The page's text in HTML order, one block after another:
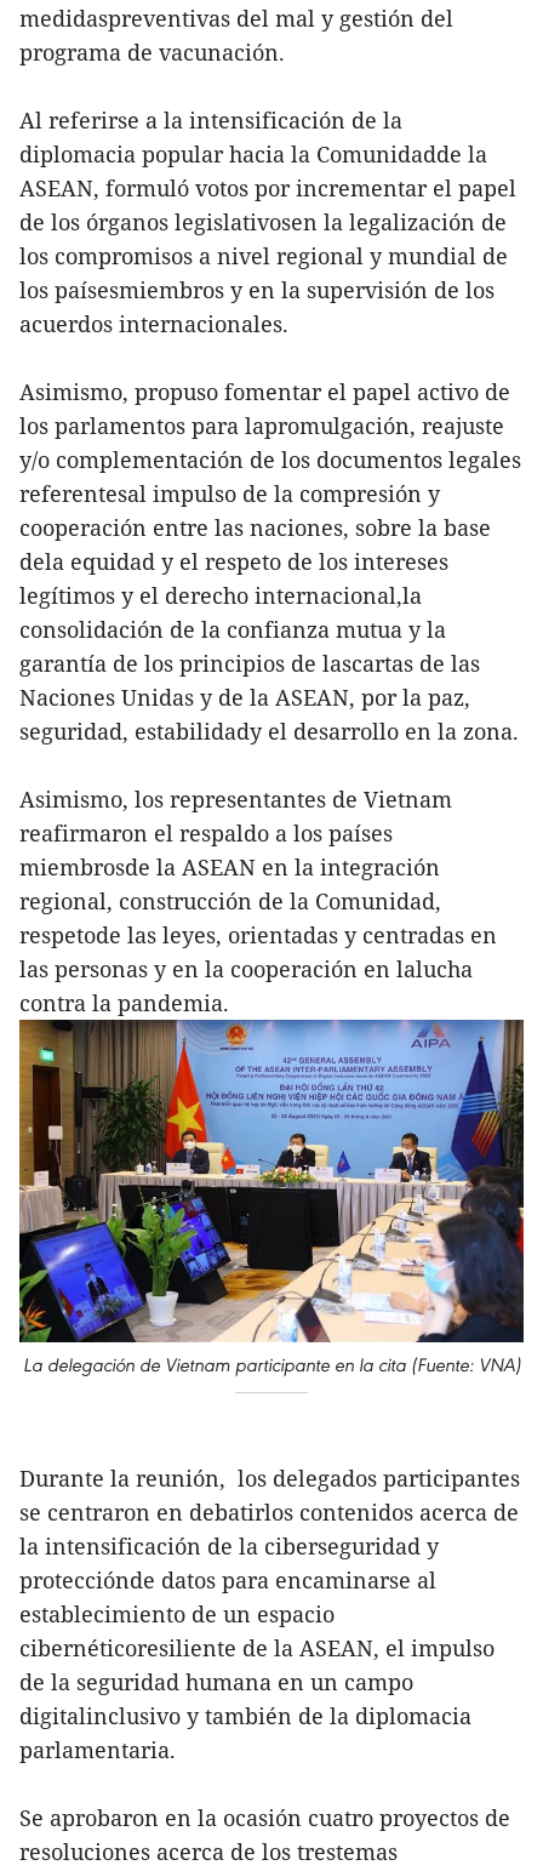
medidaspreventivas del mal y gestión del
programa de vacunación.
Al referirse a la intensificación de la
diplomacia popular hacia la Comunidadde la
ASEAN, formuló votos por incrementar el papel
de los órganos legislativosen la legalización de
los compromisos a nivel regional y mundial de
los paísesmiembros y en la supervisión de los
acuerdos internacionales.
Asimismo, propuso fomentar el papel activo de
los parlamentos para lapromulgación, reajuste
y/o complementación de los documentos legales
referentesal impulso de la compresión y
cooperación entre las naciones, sobre la base
dela equidad y el respeto de los intereses
legítimos y el derecho internacional,la
consolidación de la confianza mutua y la
garantía de los principios de lascartas de las
Naciones Unidas y de la ASEAN, por la paz,
seguridad, estabilidady el desarrollo en la zona.
Asimismo, los representantes de Vietnam
reafirmaron el respaldo a los países
miembrosde la ASEAN en la integración
regional, construcción de la Comunidad,
respetode las leyes, orientadas y centradas en
las personas y en la cooperación en lalucha
contra la pandemia.
La delegación de Vietnam participante en la cita (Fuente: VNA)
Durante la reunión, los delegados participantes
se centraron en debatirlos contenidos acerca de
la intensificación de la ciberseguridad y
protecciónde datos para encaminarse al
establecimiento de un espacio
cibernéticoresiliente de la ASEAN, el impulso
de la seguridad humana en un campo
digitalinclusivo y también de la diplomacia
parlamentaria.
Se aprobaron en la ocasión cuatro proyectos de
resoluciones acerca de los trestemas